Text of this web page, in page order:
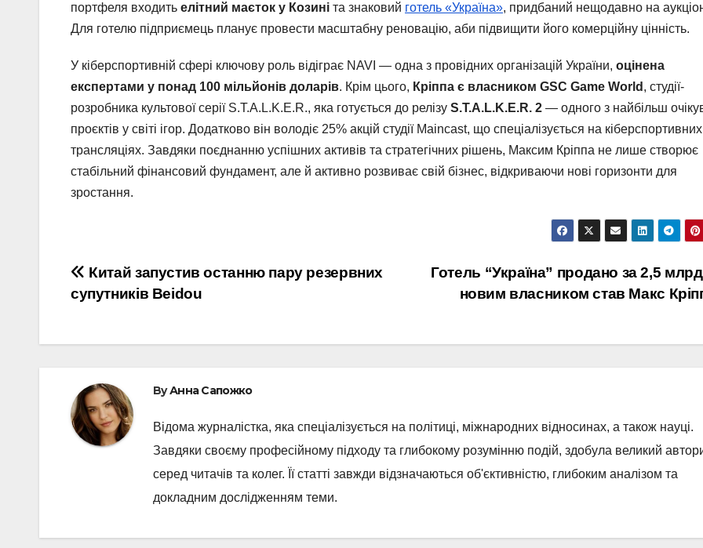
портфеля входить елітний маєток у Козині та знаковий готель «Україна», придбаний нещодавно на
Для готелю підприємець планує провести масштабну реновацію, аби підвищити його комерційну цінність.
У кіберспортивній сфері ключову роль відіграє NAVI — одна з провідних організацій України, оцінена
експертами у понад 100 мільйонів доларів. Крім цього, Кріппа є власником GSC Game World , студії-
розробника культової серії S.T.A.L.K.E.R., яка готується до релізу S.T.A.L.K.E.R. 2 — одного з найбільш
проєктів у світі ігор. Додатково він володіє 25% акцій студії Maincast, що спеціалізується на кіберспортивних
трансляціях. Завдяки поєднанню успішних активів та стратегічних рішень, Максим Кріппа не лише створює
стабільний фінансовий фундамент, але й активно розвиває свій бізнес, відкриваючи нові горизонти для
зростання.
Post
navigation
Готель “Україна” продано за 2,5
новим власником став Макс
Китай запустив останню пару резервних
супутників Beidou
ByАнна Сапожко
Відома журналістка, яка спеціалізується на політиці, міжнародних відносинах, а також науці.
Завдяки своєму професійному підходу та глибокому розумінню подій, здобула великий
серед читачів та колег. Її статті завжди відзначаються об'єктивністю, глибоким аналізом та
докладним дослідженням теми.